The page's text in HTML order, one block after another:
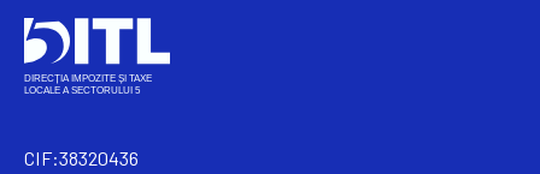
CIF:38320436